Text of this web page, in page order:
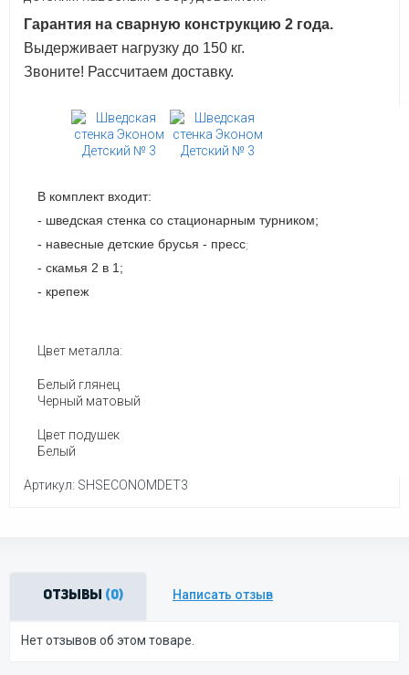
Гарантия на сварную конструкцию 2 года.
Выдерживает нагрузку до 150 кг.
Звоните! Рассчитаем доставку.
В комплект входит:
- шведская стенка со стационарным турником;
- навесные детские брусья - пресс;
- скамья 2 в 1;
- крепеж
Цвет металла:
Белый глянец
Черный матовый
Цвет подушек
Белый
Артикул: SHSECONOMDET3
Отзывы (0) Написать отзыв
Нет отзывов об этом товаре.